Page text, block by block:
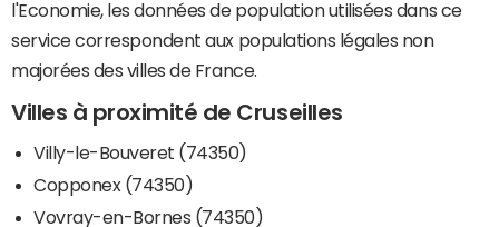
l'Economie, les données de population utilisées dans ce
service correspondent aux populations légales non
majorées des villes de France.
Villes à proximité de Cruseilles
Villy-le-Bouveret (74350)
Copponex (74350)
Vovray-en-Bornes (74350)